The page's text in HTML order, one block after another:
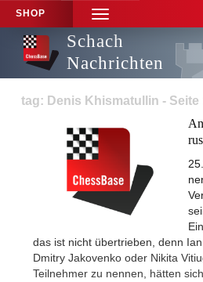
SHOP
TOGGLE
NAVIGATION
Schach
Nachrichten
tag: Denis Khismatullin - Seite
das ist nicht übertrieben, denn
Dmitry Jakovenko oder Nikita
Teilnehmer zu nennen, hätten